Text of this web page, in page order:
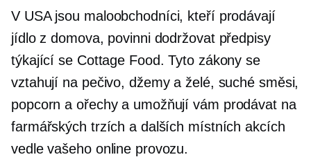
V USA jsou maloobchodníci, kteří prodávají
jídlo z domova, povinni dodržovat předpisy
týkající se Cottage Food. Tyto zákony se
vztahují na pečivo, džemy a želé, suché směsi,
popcorn a ořechy a umožňují vám prodávat na
farmářských trzích a dalších místních akcích
vedle vašeho online provozu.